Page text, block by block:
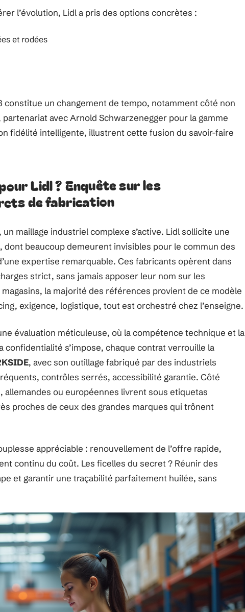
l’évolution, Lidl a pris des options concrètes :
et rodées
constitue un changement de tempo, notamment côté non
avec Arnold Schwarzenegger pour la gamme
fidélité intelligente, illustrent cette fusion du savoir-faire
Lidl ? Enquête sur les
de fabrication
maillage industriel complexe s’active. Lidl sollicite une
, dont beaucoup demeurent invisibles pour le commun des
expertise remarquable. Ces fabricants opèrent dans
strict, sans jamais apposer leur nom sur les
magasins, la majorité des références provient de ce modèle
exigence, logistique, tout est orchestré chez l’enseigne.
évaluation méticuleuse, où la compétence technique et la
s’impose, chaque contrat verrouille la
, avec son outillage fabriqué par des industriels
contrôles serrés, accessibilité garantie. Côté
allemandes ou européennes livrent sous etiquetas
proches de ceux des grandes marques qui trônent
appréciable : renouvellement de l’offre rapide,
continu du coût. Les ficelles du secret ? Réunir des
et garantir une traçabilité parfaitement huilée, sans